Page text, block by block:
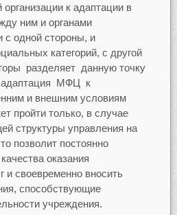
к адаптации в
ним и органами
с одной стороны, и
категорий, с другой
разделяет данную точку
адаптация МФЦ к
и внешним условиям
пройти только, в случае
структуры управления на
позволит постоянно
оказания
и своевременно вносить
способствующие
учреждения.